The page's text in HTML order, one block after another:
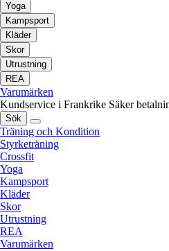
Yoga
Kampsport
Kläder
Skor
Utrustning
REA
Varumärken
Kundservice i Frankrike Säker
Sök
Träning och Kondition
Styrketräning
Crossfit
Yoga
Kampsport
Kläder
Skor
Utrustning
REA
Varumärken